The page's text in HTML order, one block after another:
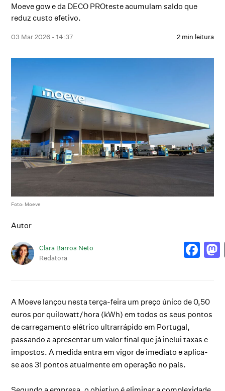
Moeve gow e da DECO PROteste acumulam saldo que
reduz custo efetivo.
03 Mar 2026 - 14:37 2 min leitura
Foto: Moeve
Autor
Clara Barros Neto
Redatora
A Moeve lançou nesta terça-feira um preço único de 0,50
euros por quilowatt/hora (kWh) em todos os seus pontos
de carregamento elétrico ultrarrápido em Portugal,
passando a apresentar um valor final que já inclui taxas e
impostos. A medida entra em vigor de imediato e aplica-
se aos 31 pontos atualmente em operação no país.